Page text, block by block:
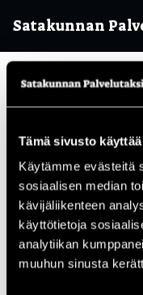
Tämä sivusto
Käytämme evästeitä
sosiaalisen median
kävijäliikenteen
käyttötietoja
analytiikan
muuhun sinusta
Satakunnan
AAA-logo-